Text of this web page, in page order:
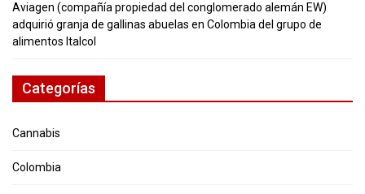
Aviagen (compañía propiedad del conglomerado alemán EW)
adquirió granja de gallinas abuelas en Colombia del grupo de
alimentos Italcol
Categorías
Cannabis
Colombia